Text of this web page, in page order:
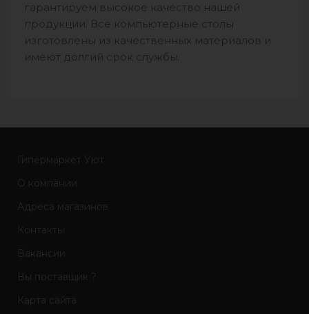
гарантируем высокое качество нашей
продукции. Все компьютерные столы
изготовлены из качественных материалов и
имеют долгий срок службы.
Гипермаркет Уют
О компании
Адреса магазинов
Контакты
Вакансии
Вы поставщик ?
Карта сайта